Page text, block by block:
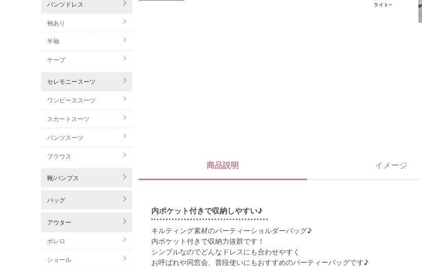
パンツドレス
袖あり
半袖
ケープ
セレモニースーツ
ワンピーススーツ
スカートスーツ
パンツスーツ
ブラウス
靴/パンプス
バッグ
アウター
ボレロ
ショール
ライトベージュ
商品説明 イメージ
内ポケット付きで収納しやすい♪
キルティング素材のパーティーショルダーバッグ♪
内ポケット付きで収納力抜群です！
シンプルなのでどんなドレスにも合わせやすく
お呼ばれや同窓会、普段使いにもおすすめのパーティーバッグです♪